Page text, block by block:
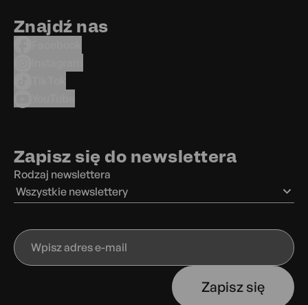
Znajdź nas
Zapisz się do newslettera
Rodzaj newslettera
Wszystkie newslettery
Wpisz
adres
Zapisz się